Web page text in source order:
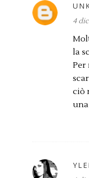
4
la
Per
ciò